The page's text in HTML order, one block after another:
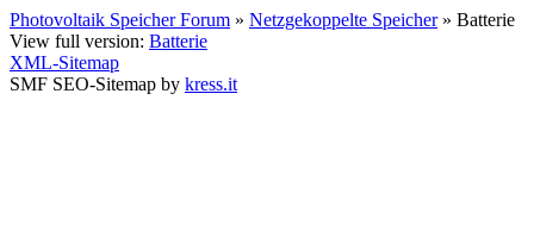
Photovoltaik Speicher Forum » Netzgekoppelte Speicher» Batterie
View full version: Batterie
XML-Sitemap
SMF SEO-Sitemap by kress.it